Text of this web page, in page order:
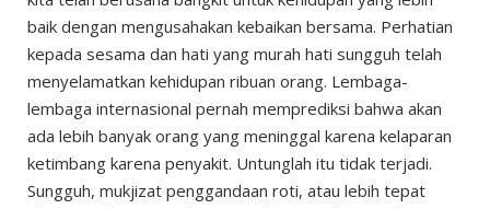
baik dengan mengusahakan kebaikan bersama. Perhatian
kepada sesama dan hati yang murah hati sungguh telah
menyelamatkan kehidupan ribuan orang. Lembaga-
lembaga internasional pernah memprediksi bahwa akan
ada lebih banyak orang yang meninggal karena kelaparan
ketimbang karena penyakit. Untunglah itu tidak terjadi.
Sungguh, mukjizat penggandaan roti, atau lebih tepat